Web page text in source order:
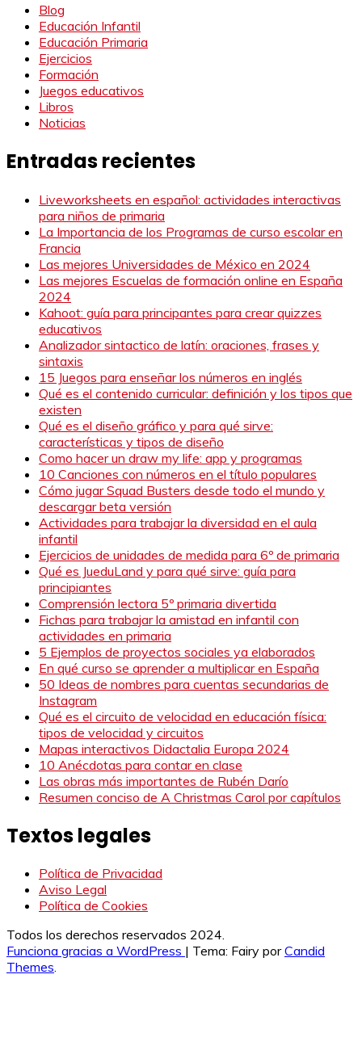
Blog
Educación Infantil
Educación Primaria
Ejercicios
Formación
Juegos educativos
Libros
Noticias
Entradas recientes
Liveworksheets en español: actividades interactivas
para niños de primaria
La Importancia de los Programas de curso escolar en
Francia
Las mejores Universidades de México en 2024
Las mejores Escuelas de formación online en España
2024
Kahoot: guía para principantes para crear quizzes
educativos
Analizador sintactico de latín: oraciones, frases y
sintaxis
15 Juegos para enseñar los números en inglés
Qué es el contenido curricular: definición y los tipos que
existen
Qué es el diseño gráfico y para qué sirve:
características y tipos de diseño
Como hacer un draw my life: app y programas
10 Canciones con números en el título populares
Cómo jugar Squad Busters desde todo el mundo y
descargar beta versión
Actividades para trabajar la diversidad en el aula
infantil
Ejercicios de unidades de medida para 6º de primaria
Qué es JueduLand y para qué sirve: guía para
principiantes
Comprensión lectora 5º primaria divertida
Fichas para trabajar la amistad en infantil con
actividades en primaria
5 Ejemplos de proyectos sociales ya elaborados
En qué curso se aprender a multiplicar en España
50 Ideas de nombres para cuentas secundarias de
Instagram
Qué es el circuito de velocidad en educación física:
tipos de velocidad y circuitos
Mapas interactivos Didactalia Europa 2024
10 Anécdotas para contar en clase
Las obras más importantes de Rubén Darío
Resumen conciso de A Christmas Carol por capítulos
Textos legales
Política de Privacidad
Aviso Legal
Política de Cookies
Todos los derechos reservados 2024.
Funciona gracias a WordPress | Tema: Fairy porCandid
Themes.